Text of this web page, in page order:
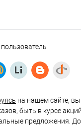
на нашем сайте,
быть в курсе
предложения.